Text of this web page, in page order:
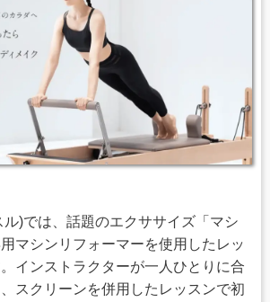
)では、話題のエクササイズ「マシ
マシンリフォーマーを使用したレッ
インストラクターが一人ひとりに合
スクリーンを併用したレッスンで初